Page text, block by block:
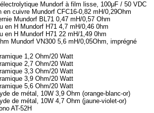
Mundorf à film lisse, 100μF / 50 VDC
en cuivre Mundorf CFC16-0,82 mH/0,29Ohm
Mundorf BL71 0,47 mH/0,57 Ohm
en H Mundorf H71 4,7 mH/0,46 0hm
en H Mundorf H71 22 mH/1,49 0hm
Mundorf VN300 5,6 mH/0,05Ohm, imprégné
1,2 Ohm/20 Watt
2,7 Ohm/20 Watt
3,3 Ohm/20 Watt
3,9 Ohm/20 Watt
5,6 Ohm/20 Watt
de métal, 10W 3,9 Ohm (orange-blanc-or)
de métal, 10W 4,7 Ohm (jaune-violet-or)
AT-52H